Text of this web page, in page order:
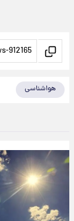
هواشناسی